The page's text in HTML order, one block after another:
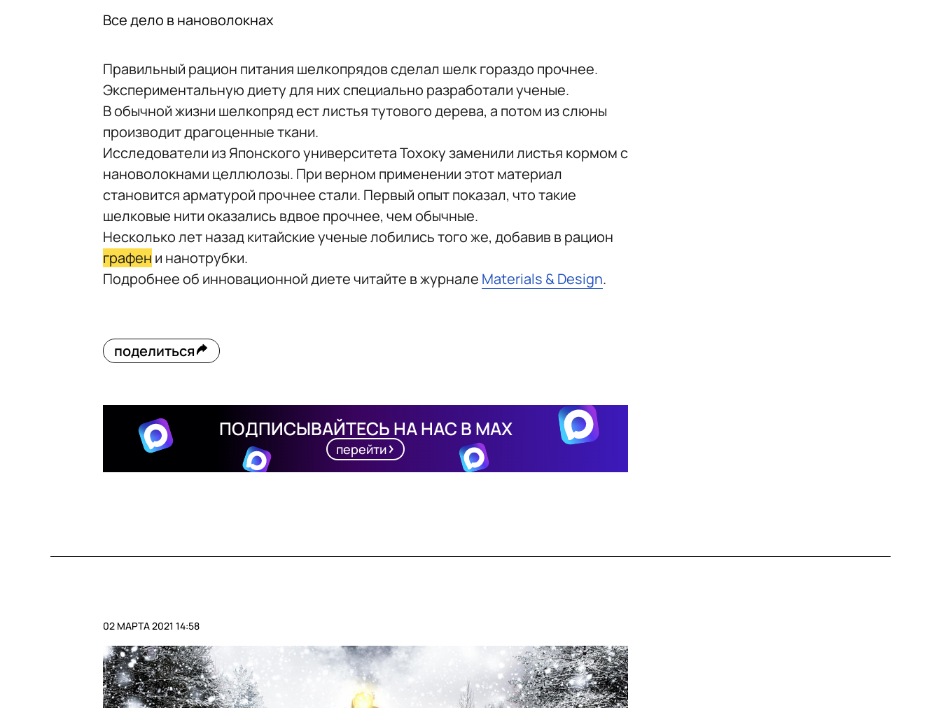
Все дело в нановолокнах
Правильный рацион питания шелкопрядов сделал шелк гораздо прочнее.
Экспериментальную диету для них специально разработали ученые.
В обычной жизни шелкопряд ест листья тутового дерева, а потом из слюны
производит драгоценные ткани.
Исследователи из Японского университета Тохоку заменили листья кормом с
нановолокнами целлюлозы. При верном применении этот материал
становится арматурой прочнее стали. Первый опыт показал, что такие
шелковые нити оказались вдвое прочнее, чем обычные.
Несколько лет назад китайские ученые лобились того же, добавив в рацион
графен и нанотрубки.
Подробнее об инновационной диете читайте в журнале Materials & Design.
поделиться
ПОДПИСЫВАЙТЕСЬ НА НАС В MAX
перейти
02 МАРТА 2021 14:58